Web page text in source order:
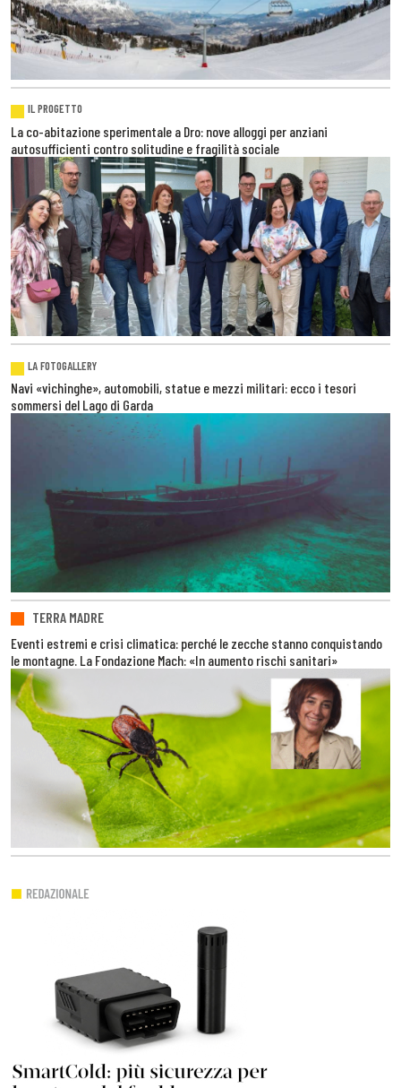
IL PROGETTO
La co-abitazione sperimentale a Dro: nove alloggi per anziani
autosufficienti contro solitudine e fragilità sociale
LA FOTOGALLERY
Navi «vichinghe», automobili, statue e mezzi militari: ecco i tesori
sommersi del Lago di Garda
TERRA MADRE
Eventi estremi e crisi climatica: perché le zecche stanno conquistando
le montagne. La Fondazione Mach: «In aumento rischi sanitari»